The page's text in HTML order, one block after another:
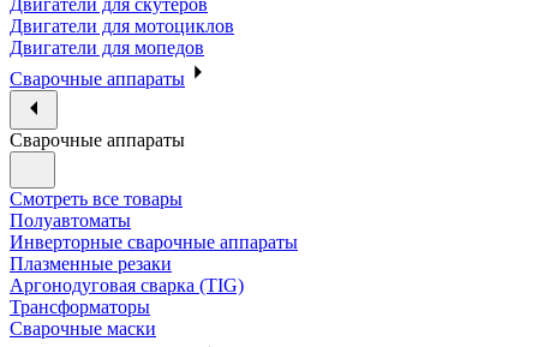
Двигатели для мотоциклов
Двигатели для мопедов
Сварочные аппараты
Сварочные аппараты
Смотреть все товары
Полуавтоматы
Инверторные сварочные аппараты
Плазменные резаки
Аргонодуговая сварка (TIG)
Трансформаторы
Сварочные маски